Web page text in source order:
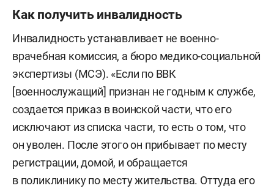
трех дней надо было обратиться“. Если
не обратились, тяжело доказать степень
ранения, где произошло, — рассказывает Лео.
— То есть если у бойца нет возможности доехать
до госпиталя, получить справку [о ранении],
то приходится доказывать, что он был на поле
боя и получил там эти ранения. Грубо говоря,
пока руку или ногу не оторвет… Сложно
доказать эти вещи». В данном случае, по его
словам, включается бюрократическая машина.
Как получить инвалидность
Инвалидность устанавливает не военно-
врачебная комиссия, а бюро медико-социальной
экспертизы (МСЭ). «Если по ВВК
[военнослужащий] признан не годным к службе,
создается приказ в воинской части, что его
исключают из списка части, то есть о том, что
он уволен. После этого он прибывает по месту
регистрации, домой, и обращается
в поликлинику по месту жительства. Оттуда его